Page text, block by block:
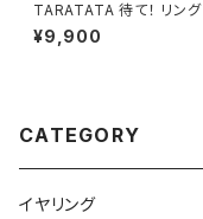
TARATATA 待て！ リング
¥9,900
CATEGORY
イヤリング